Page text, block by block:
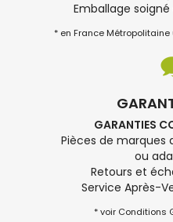
Emballage
* en France
GARANTIES
Pièces de marques
ou
Retours et
Service Après-
* voir Conditions